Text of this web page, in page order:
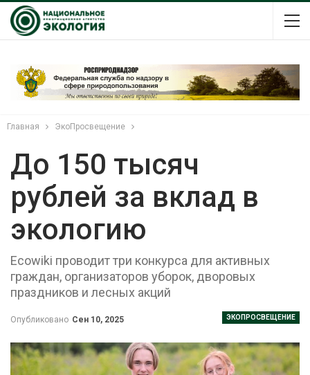
Главная ЭкоПросвещение
До 150 тысяч
рублей за вклад в
экологию
Ecowiki проводит три конкурса для активных
граждан, организаторов уборок, дворовых
праздников и лесных акций
ЭКОПРОСВЕЩЕНИЕ
Опубликовано Сен 10, 2025